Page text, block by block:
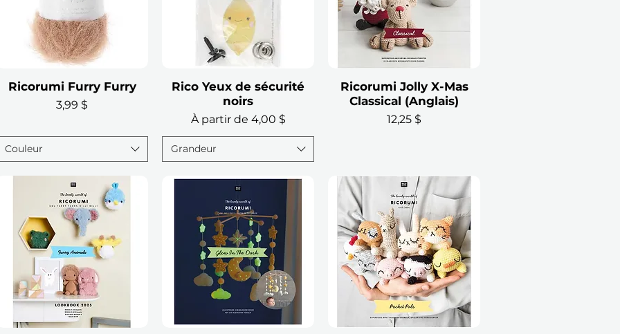
Aperçu rapide
Ricorumi Furry Furry
Prix
3,99 $
Couleur
Aperçu rapide
Rico Yeux de sécurité
noirs
À partir de 4,00 $
Prix promotionnel
Grandeur
Aperçu rapide
Ricorumi Jolly X-Mas
Classical (Anglais)
Prix
12,25 $